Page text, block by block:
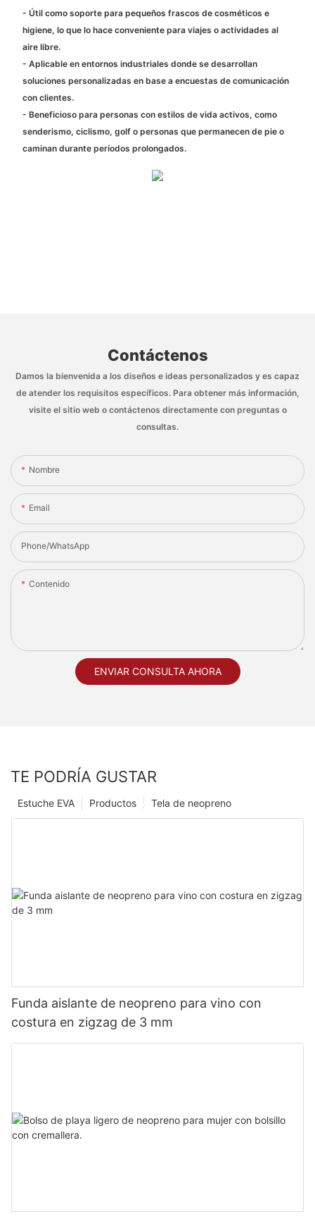
- Útil como soporte para pequeños frascos de cosméticos e
higiene, lo que lo hace conveniente para viajes o actividades al
aire libre.
- Aplicable en entornos industriales donde se desarrollan
soluciones personalizadas en base a encuestas de comunicación
con clientes.
- Beneficioso para personas con estilos de vida activos, como
senderismo, ciclismo, golf o personas que permanecen de pie o
caminan durante períodos prolongados.
Contáctenos
Damos la bienvenida a los diseños e ideas personalizados y es capaz
de atender los requisitos específicos. Para obtener más información,
visite el sitio web o contáctenos directamente con preguntas o
consultas.
Nombre
Email
Phone/whatsApp
Contenido
ENVIAR CONSULTA AHORA
TE PODRÍA GUSTAR
Tela de neopreno
Productos
Estuche EVA
Funda aislante de neopreno para vino con
costura en zigzag de 3 mm